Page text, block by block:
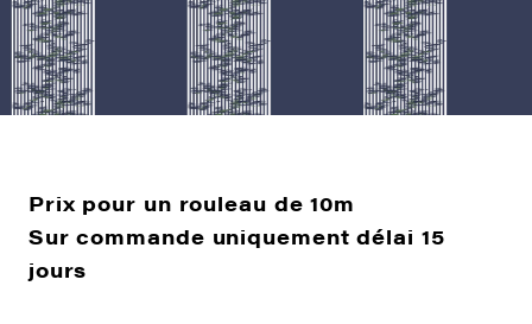
Prix pour un rouleau de 10m
Sur commande uniquement délai 15
jours